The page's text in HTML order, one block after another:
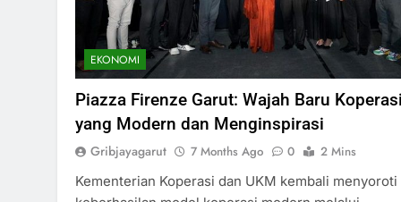
EKONOMI
Piazza Firenze Garut: Wajah Baru
yang Modern dan Menginspirasi
Gribjayagarut 7 Months Ago 0
2 Mins
Kementerian Koperasi dan UKM kembali menyoroti